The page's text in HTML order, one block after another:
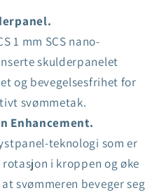
1 mm SCS nano-
skulderpanelet
og bevegelsesfrihet for
svømmetak.
Enhancement.
teknologi som er
i kroppen og øke
svømmeren beveger seg